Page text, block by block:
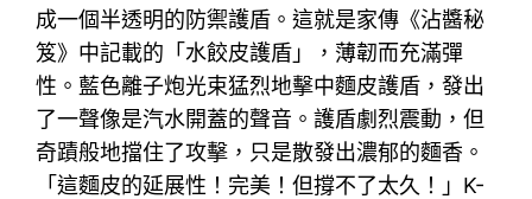
成一個半透明的防禦護盾。這就是家傳《沾醬秘
笈》中記載的「水餃皮護盾」，薄韌而充滿彈
性。藍色離子炮光束猛烈地擊中麵皮護盾，發出
了一聲像是汽水開蓋的聲音。護盾劇烈震動，但
奇蹟般地擋住了攻擊，只是散發出濃郁的麵香。
「這麵皮的延展性！完美！但撐不了太久！」K-